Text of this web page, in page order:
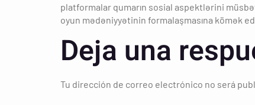
platformalar qumarın sosial aspektlərini
oyun mədəniyyətinin formalaşmasına kömək
Deja una
Tu dirección de correo electrónico no será